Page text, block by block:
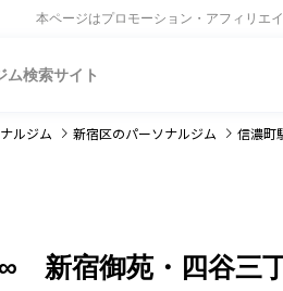
本ページはプロモーション・アフィリエ
ム検索サイト
ルジム 新宿区のパーソナルジム 信濃町
新宿御苑・四谷三